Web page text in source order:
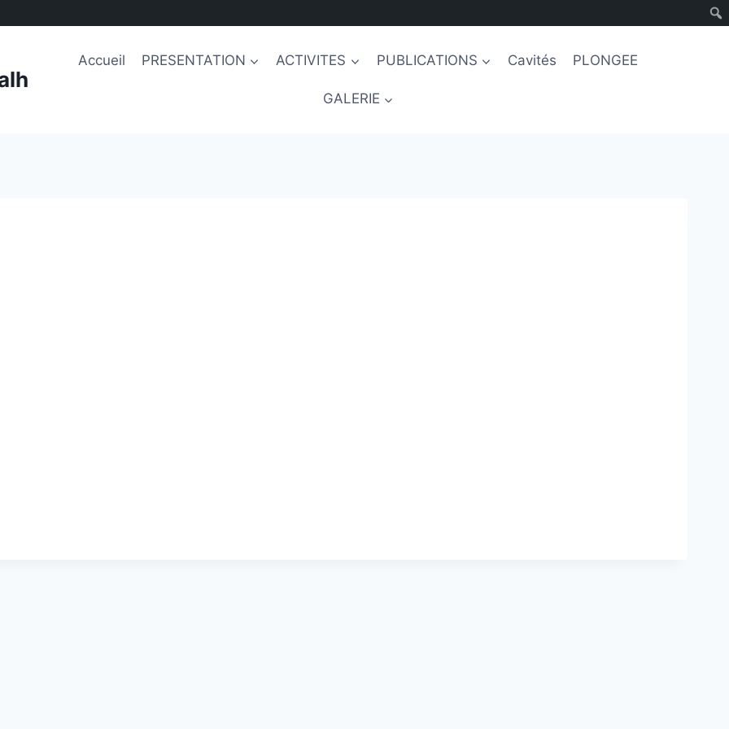
Accueil PRESENTATION ACTIVITES PUBLICATIONS Cavités PLONGEE
GALERIE